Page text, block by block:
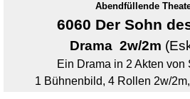
Abendfüllende
6060 Der Sohn
Drama 2w/2m
Ein Drama in 2 Akten von
1 Bühnenbild, 4 Rollen 2w/